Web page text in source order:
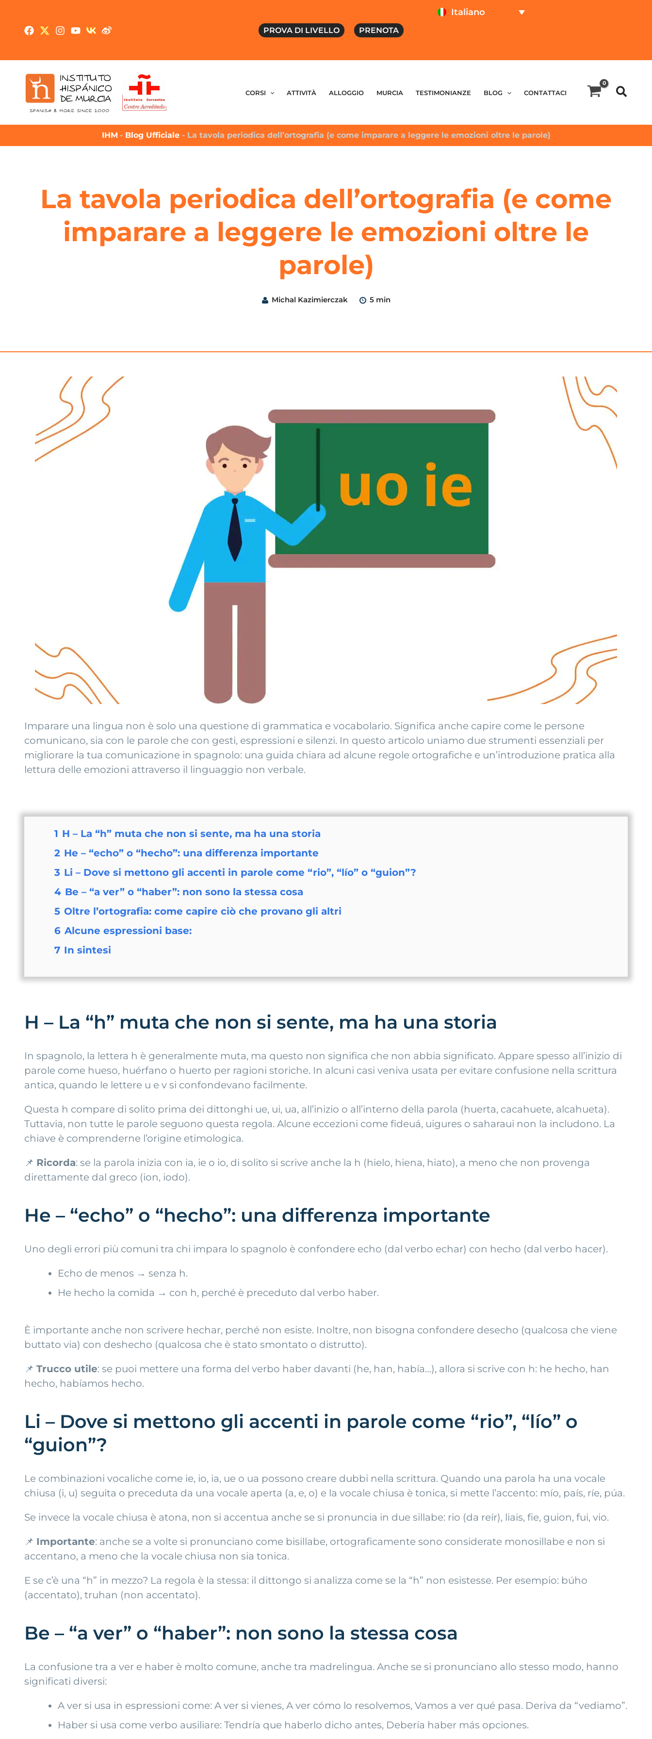
PROVA DI LIVELLO PRENOTA
Italiano
CORSI ATTIVITÀ ALLOGGIO MURCIA TESTIMONIANZE BLOG CONTATTACI
IHM - Blog Ufficiale - La tavola periodica dell’ortografia (e come imparare a leggere le emozioni oltre le parole)
La tavola periodica dell’ortografia (e come
imparare a leggere le emozioni oltre le
parole)
Michal Kazimierczak 5 min
Imparare una lingua non è solo una questione di grammatica e vocabolario. Significa anche capire come le persone
comunicano, sia con le parole che con gesti, espressioni e silenzi. In questo articolo uniamo due strumenti essenziali per
migliorare la tua comunicazione in spagnolo: una guida chiara ad alcune regole ortografiche e un’introduzione pratica alla
lettura delle emozioni attraverso il linguaggio non verbale.
1 H – La “h” muta che non si sente, ma ha una storia
2 He – “echo” o “hecho”: una differenza importante
3 Li – Dove si mettono gli accenti in parole come “rio”, “lío” o “guion”?
4 Be – “a ver” o “haber”: non sono la stessa cosa
5 Oltre l’ortografia: come capire ciò che provano gli altri
6 Alcune espressioni base:
7 In sintesi
H – La “h” muta che non si sente, ma ha una storia
In spagnolo, la lettera h è generalmente muta, ma questo non significa che non abbia significato. Appare spesso all’inizio di
parole come hueso, huérfano o huerto per ragioni storiche. In alcuni casi veniva usata per evitare confusione nella scrittura
antica, quando le lettere u e v si confondevano facilmente.
Questa h compare di solito prima dei dittonghi ue, ui, ua, all’inizio o all’interno della parola (huerta, cacahuete, alcahueta).
Tuttavia, non tutte le parole seguono questa regola. Alcune eccezioni come fideuá, uigures o saharaui non la includono. La
chiave è comprenderne l’origine etimologica.
📌 Ricorda: se la parola inizia con ia, ie o io, di solito si scrive anche la h (hielo, hiena, hiato), a meno che non provenga
direttamente dal greco (ion, iodo).
He – “echo” o “hecho”: una differenza importante
Uno degli errori più comuni tra chi impara lo spagnolo è confondere echo (dal verbo echar) con hecho (dal verbo hacer).
Echo de menos → senza h.
He hecho la comida → con h, perché è preceduto dal verbo haber.
È importante anche non scrivere hechar, perché non esiste. Inoltre, non bisogna confondere desecho (qualcosa che viene
buttato via) con deshecho (qualcosa che è stato smontato o distrutto).
📌 Trucco utile: se puoi mettere una forma del verbo haber davanti (he, han, había…), allora si scrive con h: he hecho, han
hecho, habíamos hecho.
Li – Dove si mettono gli accenti in parole come “rio”, “lío” o
“guion”?
Le combinazioni vocaliche come ie, io, ia, ue o ua possono creare dubbi nella scrittura. Quando una parola ha una vocale
chiusa (i, u) seguita o preceduta da una vocale aperta (a, e, o) e la vocale chiusa è tonica, si mette l’accento: mío, país, ríe, púa.
Se invece la vocale chiusa è atona, non si accentua anche se si pronuncia in due sillabe: rio (da reír), liais, fie, guion, fui, vio.
📌 Importante: anche se a volte si pronunciano come bisillabe, ortograficamente sono considerate monosillabe e non si
accentano, a meno che la vocale chiusa non sia tonica.
E se c’è una “h” in mezzo? La regola è la stessa: il dittongo si analizza come se la “h” non esistesse. Per esempio: búho
(accentato), truhan (non accentato).
Be – “a ver” o “haber”: non sono la stessa cosa
La confusione tra a ver e haber è molto comune, anche tra madrelingua. Anche se si pronunciano allo stesso modo, hanno
significati diversi:
A ver si usa in espressioni come: A ver si vienes, A ver cómo lo resolvemos, Vamos a ver qué pasa. Deriva da “vediamo”.
Haber si usa come verbo ausiliare: Tendría que haberlo dicho antes, Debería haber más opciones.